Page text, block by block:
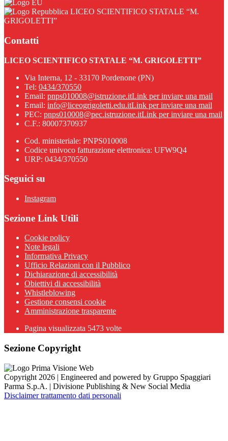
LICEO SCIENTIFICO STATALE “M.
GRIGOLETTI”
Contatti
LICEO SCIENTIFICO STATALE “M. GRIGOLETTI”
Via Interna, 12 - 33170 Pordenone (PN)
Tel: 0434/370550
Email: pnps010008@istruzione.itLink per inviare una mail
Email: info@liceogrigoletti.edu.itLink per inviare una mail
PEC: pnps010008@pec.istruzione.itLink per inviare una mail
C.F.: 80007370937
Cod. ministeriale: PNPS010008
Codice univoco fatturazione elettronica: UFW9Q4
URP: 0434/370550
Seguici su
Instagram
Sezione Link Utili
Cookie policy
Note legali
Informativa Privacy
Ufficio Relazioni con il Pubblico
Dichiarazione di accessibilità
Obiettivi di accessibilità
Whistleblowing
Gestione consensi cookie
Amministrazione trasparente
Pagina visualizzata 5473 volte
Sezione Copyright
Copyright 2026 | Engineered and powered by Gruppo Spaggiari
Parma S.p.A. | Divisione Publishing & New Social Media
Disclaimer trattamento dati personali